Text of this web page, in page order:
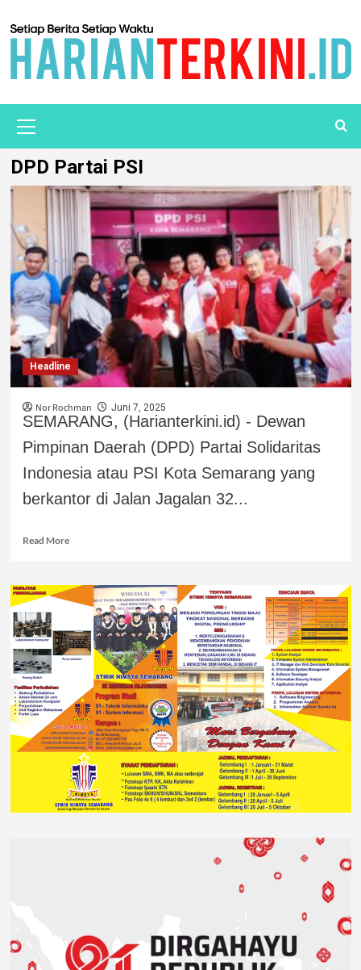
DPD Partai PSI
Headline
Nor Rochman Juni 7, 2025
SEMARANG, (Harianterkini.id) - Dewan
Pimpinan Daerah (DPD) Partai Solidaritas
Indonesia atau PSI Kota Semarang yang
berkantor di Jalan Jagalan 32...
Read More